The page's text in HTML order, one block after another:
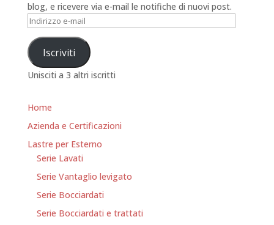
blog, e ricevere via e-mail le notifiche di nuovi post.
Indirizzo
mail Iscriviti
Unisciti a 3 altri iscritti
Home
Azienda e Certificazioni
Lastre per Esterno
Serie Lavati
Serie Vantaglio levigato
Serie Bocciardati
Serie Bocciardati e trattati